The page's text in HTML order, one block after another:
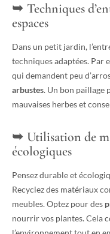
Techniques
espaces
Dans un petit jardin,
techniques adaptées. Par
qui demandent peu
arbustes. Un bon paillage
mauvaises herbes et
Utilisation de
écologiques
Pensez durable et
Recyclez des matériaux
meubles. Optez pour des
nourrir vos plantes. Cela